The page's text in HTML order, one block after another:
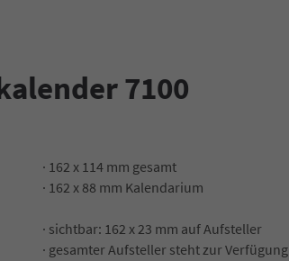
7100
· 162 x 114 mm gesamt
· 162 x 88 mm Kalendarium
· sichtbar: 162 x 23 mm auf Aufsteller
· gesamter Aufsteller steht zur Verfügung